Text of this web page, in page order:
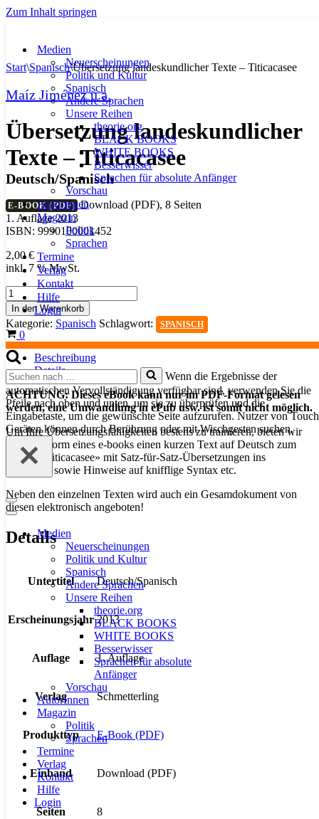
Zum Inhalt springen
Medien
Neuerscheinungen
Politik und Kultur
Spanisch
Andere Sprachen
Unsere Reihen
theorie.org
BLACK BOOKS
WHITE BOOKS
Besserwisser
Sprachen für absolute Anfänger
Vorschau
AutorInnen
Magazin
Politik
Sprachen
Termine
Verlag
Kontakt
Hilfe
Login
Warenkorb
0
Suchen
nach …
Wenn die Ergebnisse der
automatischen Vervollständigung verfügbar sind, verwenden Sie die
Pfeile nach oben und unten, um sie zu überprüfen und die
Eingabetaste, um die gewünschte Seite aufzurufen. Nutzer von
Geräten können durch Berührung oder mit Wischgesten suchen.
Navigationsmenü
Navigationsmenü
Medien
Neuerscheinungen
Politik und Kultur
Spanisch
Andere Sprachen
Unsere Reihen
theorie.org
BLACK BOOKS
WHITE BOOKS
Besserwisser
Sprachen für absolute
Anfänger
Vorschau
AutorInnen
Magazin
Politik
Sprachen
Termine
Verlag
Kontakt
Hilfe
Login
Start\Spanisch\Übersetzung landeskundlicher Texte – Titicacasee
Maíz Jiménez u.a.
Übersetzung landeskundlicher
Texte – Titicacasee
Deutsch/Spanisch
E-BOOK (PDF) Download (PDF), 8 Seiten
1. Auflage 2013
ISBN: 9990100001452
2,00€
inkl. 7 % MwSt.
Übersetzung
landeskundlicher
Texte
-
Titicacasee
Menge
In den Warenkorb
Kategorie: Spanisch Schlagwort: SPANISCH
Beschreibung
Details
ACHTUNG: Dieses eBook kann nur im PDF-Format gelesen
werden, eine Umwandlung in ePub usw. ist somit nicht möglich.
Um Ihre Übersetzungsfähigkeiten bestens zu trainieren, bieten wir
Ihnen in Form eines e-books einen kurzen Text auf Deutsch zum
Thema «Titicacasee» mit Satz-für-Satz-Übersetzungen ins
Spanische sowie Hinweise auf knifflige Syntax etc.
Neben den einzelnen Texten wird auch ein Gesamdokument von
diesen elektronisch angeboten!
Details
Untertitel Deutsch/Spanisch
Erscheinungsjahr 2013
Auflage 1. Auflage
Verlag Schmetterling
Produkttyp E-Book (PDF)
Einband Download (PDF)
Seiten 8